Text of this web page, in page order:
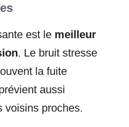
est le meilleur
. Le bruit stresse
la fuite
aussi
voisins proches.